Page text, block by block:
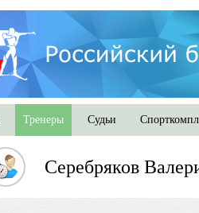
Тренеры Судьи
Серебряков